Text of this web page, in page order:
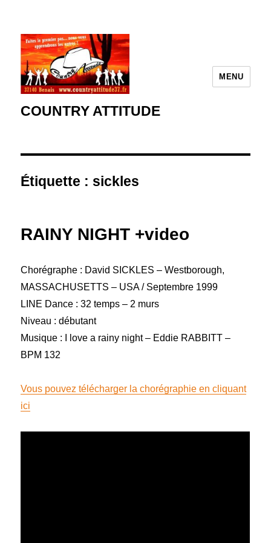
COUNTRY ATTITUDE
MENU
Étiquette : sickles
RAINY NIGHT +video
Chorégraphe : David SICKLES – Westborough,
MASSACHUSETTS – USA / Septembre 1999
LINE Dance : 32 temps – 2 murs
Niveau : débutant
Musique : I love a rainy night – Eddie RABBITT –
BPM 132
Vous pouvez télécharger la chorégraphie en cliquant
ici